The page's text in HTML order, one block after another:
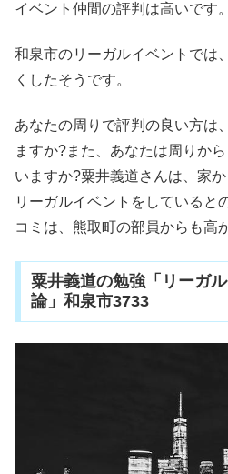
イベント仲間の評判は高いです。
和泉市のリーガルイベントでは
くしたそうです。
あなたの周りで評判の良い方は
ますか?また、あなたは周りか
いますか?粟井義道さんは、家
リーガルイベントをしていると
コミは、熊取町の部員からも高
粟井義道の勉強「リーガ
論」和泉市3733